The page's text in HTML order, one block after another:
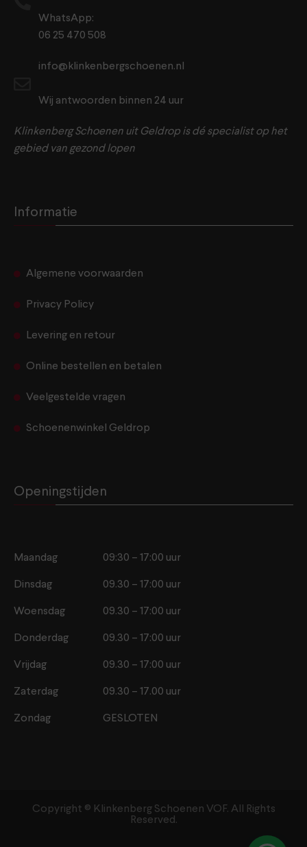
WhatsApp:
06 25 470 508
info@klinkenbergschoenen.nl
Wij antwoorden binnen 24 uur
Klinkenberg Schoenen uit Geldrop is dé specialist op het
gebied van gezond lopen
Informatie
Algemene voorwaarden
Privacy Policy
Levering en retour
Online bestellen en betalen
Veelgestelde vragen
Schoenenwinkel Geldrop
Openingstijden
Maandag 09:30 – 17:00 uur
Dinsdag 09.30 – 17:00 uur
Woensdag 09.30 – 17:00 uur
Donderdag 09.30 – 17:00 uur
Vrijdag 09.30 – 17:00 uur
Zaterdag 09.30 – 17.00 uur
Zondag GESLOTEN
Copyright ©️ Klinkenberg Schoenen VOF. All Rights
Reserved.